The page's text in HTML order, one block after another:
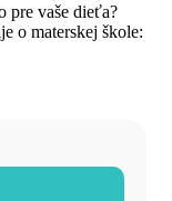
pre vaše dieťa?
o materskej škole: